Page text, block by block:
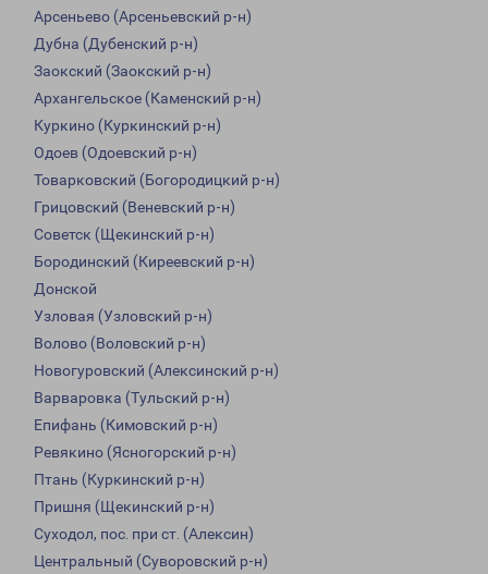
Арсеньево (Арсеньевский р-н)
Дубна (Дубенский р-н)
Заокский (Заокский р-н)
Архангельское (Каменский р-н)
Куркино (Куркинский р-н)
Одоев (Одоевский р-н)
Товарковский (Богородицкий р-н)
Грицовский (Веневский р-н)
Советск (Щекинский р-н)
Бородинский (Киреевский р-н)
Донской
Узловая (Узловский р-н)
Волово (Воловский р-н)
Новогуровский (Алексинский р-н)
Варваровка (Тульский р-н)
Епифань (Кимовский р-н)
Ревякино (Ясногорский р-н)
Птань (Куркинский р-н)
Пришня (Щекинский р-н)
Суходол, пос. при ст. (Алексин)
Центральный (Суворовский р-н)